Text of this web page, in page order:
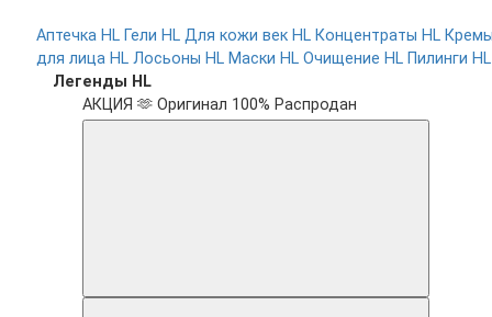
Аптечка HL Гели HL Для кожи век HL Концентраты HL
для лица HL Лосьоны HL Маски HL Очищение HL Пилинги HL
Легенды HL
АКЦИЯ 🫶 Оригинал 100% Распродан